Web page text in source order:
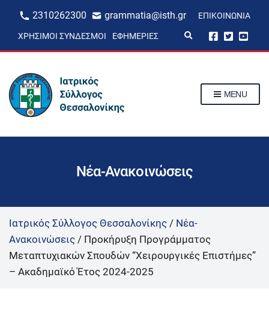
2310262300 grammatia@isth.gr ΕΠΙΚΟΙΝΩΝΊΑ
ΧΡΉΣΙΜΟΙ ΣΎΝΔΕΣΜΟΙ ΕΦΗΜΕΡΊΕΣ
p
m
MENU
Νέα-Ανακοινώσεις
Ιατρικός Σύλλογος Θεσσαλονίκης / Νέα-
Ανακοινώσεις / Προκήρυξη Προγράμματος
Μεταπτυχιακών Σπουδών “Χειρουργικές Επιστήμες”
– Ακαδημαϊκό Έτος 2024-2025